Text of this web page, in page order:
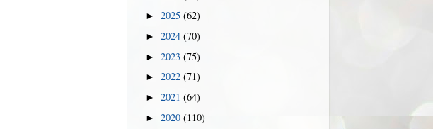
► 2025 (62)
► 2024 (70)
► 2023 (75)
► 2022 (71)
► 2021 (64)
► 2020 (110)